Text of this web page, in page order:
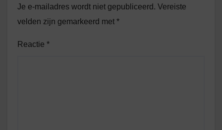
Je e-mailadres wordt niet gepubliceerd. Vereiste
velden zijn gemarkeerd met *
Reactie *